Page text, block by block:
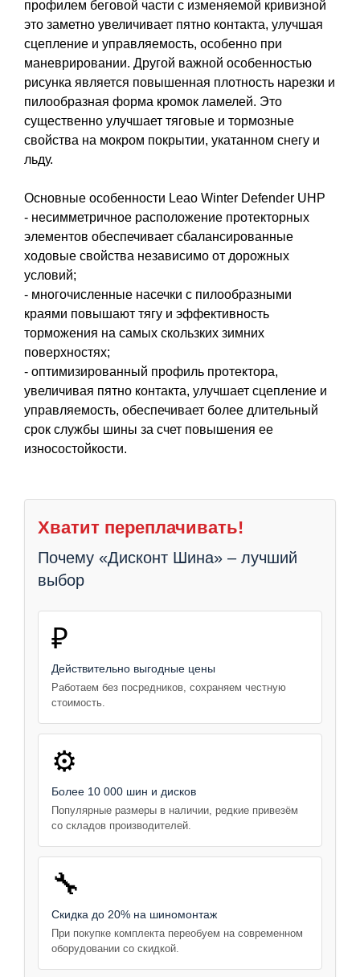
профилем беговой части с изменяемой кривизной
это заметно увеличивает пятно контакта, улучшая
сцепление и управляемость, особенно при
маневрировании. Другой важной особенностью
рисунка является повышенная плотность нарезки и
пилообразная форма кромок ламелей. Это
существенно улучшает тяговые и тормозные
свойства на мокром покрытии, укатанном снегу и
льду.
Основные особенности Leao Winter Defender UHP
- несимметричное расположение протекторных
элементов обеспечивает сбалансированные
ходовые свойства независимо от дорожных
условий;
- многочисленные насечки с пилообразными
краями повышают тягу и эффективность
торможения на самых скользких зимних
поверхностях;
- оптимизированный профиль протектора,
увеличивая пятно контакта, улучшает сцепление и
управляемость, обеспечивает более длительный
срок службы шины за счет повышения ее
износостойкости.
Хватит переплачивать!
Почему «Дисконт Шина» – лучший
выбор
₽
Действительно выгодные цены
Работаем без посредников, сохраняем честную
стоимость.
⚙️
Более 10 000 шин и дисков
Популярные размеры в наличии, редкие привезём
со складов производителей.
🔧
Скидка до 20% на шиномонтаж
При покупке комплекта переобуем на современном
оборудовании со скидкой.